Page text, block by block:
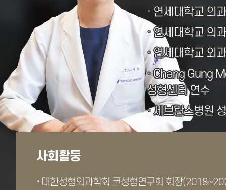
· 연세대학교 의
· 연세대학교 의
· 연세대학교 외
· Chang Gung
성형센터 연수
· 세브란스병원
사회활둥
대한성형외과학회 코성형연구회 회장